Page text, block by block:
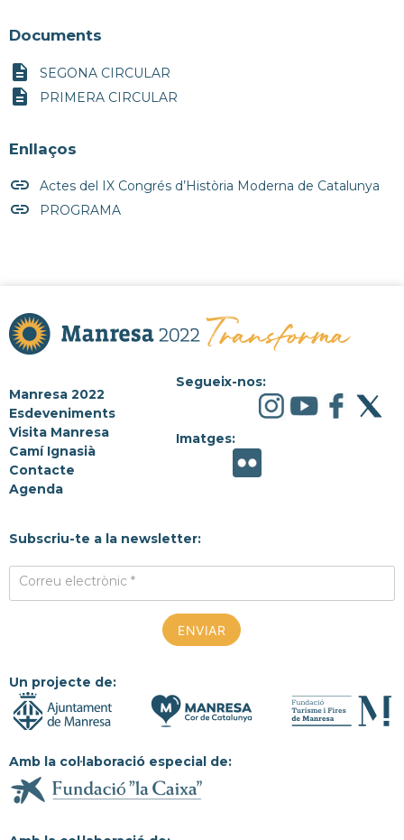
Documents
description SEGONA CIRCULAR
description PRIMERA CIRCULAR
Enllaços
insert_link Actes del IX Congrés d’Història Moderna de Catalunya
insert_link PROGRAMA
Manresa 2022
Esdeveniments
Visita Manresa
Camí Ignasià
Contacte
Agenda
Segueix-nos:
Imatges:
Subscriu-te a la newsletter:
Correu electrònic *
Un projecte de:
Amb la col·laboració especial de: